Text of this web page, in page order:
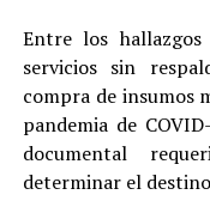
Entre los
servicios sin
compra de insumos
pandemia de
documental
determinar el